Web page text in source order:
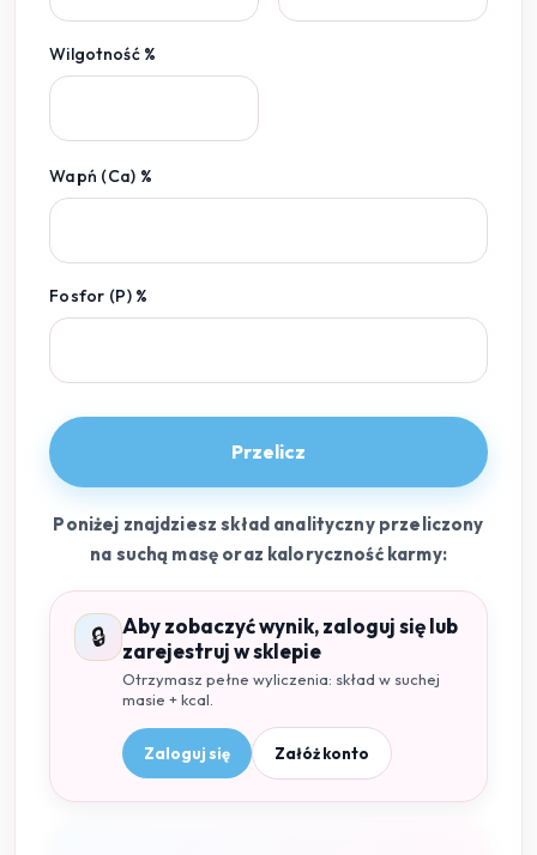
Wilgotność %
Wapń (Ca) %
Fosfor (P) %
Przelicz
Poniżej znajdziesz skład analityczny przeliczony
na suchą masę oraz kaloryczność karmy:
🔒
Aby zobaczyć wynik, zaloguj się lub
zarejestruj w sklepie
Otrzymasz pełne wyliczenia: skład w suchej
masie + kcal.
Zaloguj się Załóż konto